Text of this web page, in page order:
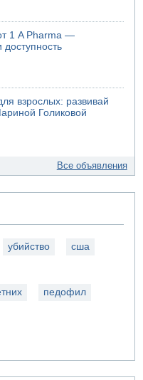
1 A Pharma —
взрослых: развивай
Голиковой
Все объявления
убийство сша
педофил